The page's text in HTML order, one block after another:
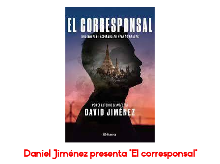
Daniel Jiménez presenta "El corresponsal"